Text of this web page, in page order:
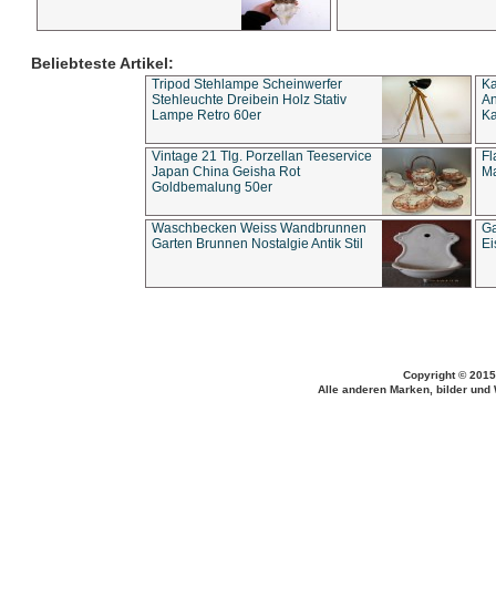
Beliebteste Artikel:
Tripod Stehlampe Scheinwerfer
Stehleuchte Dreibein Holz Stativ
Lampe Retro 60er
Vintage 21 Tlg. Porzellan Teeservice
Japan China Geisha Rot
Goldbemalung 50er
Waschbecken Weiss Wandbrunnen
Garten Brunnen Nostalgie Antik Stil
Copyright ©
Alle anderen Marken, bilder und